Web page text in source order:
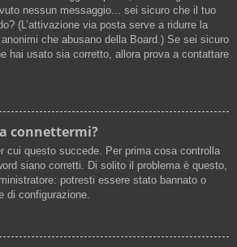
nessun messaggio... sei sicuro che il tuo
(L’attivazione via posta serve a ridurre la
che abusano della Board.) Se sei sicuro
hai usato sia corretto, allora prova a contattare
connettermi?
cui questo succede. Per prima cosa controlla
siano corretti. Di solito il problema è questo,
potresti essere stato bannato o
di configurazione.